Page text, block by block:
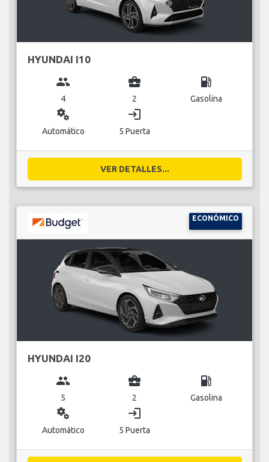
HYUNDAI I10
group
4
business_center
2
local_gas_station
Gasolina
miscellaneous_services
Automático
login
5 Puerta
VER DETALLES...
ECONÓMICO
HYUNDAI I20
group
5
business_center
2
local_gas_station
Gasolina
miscellaneous_services
Automático
login
5 Puerta